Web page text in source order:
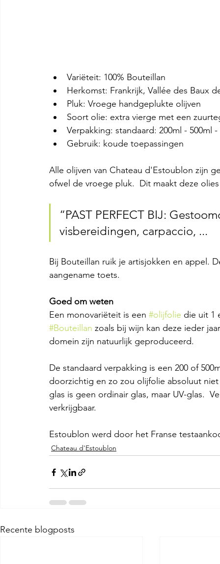
Variëteit: 100% Bouteillan
Herkomst: Frankrijk, Vallée des Baux
Pluk: Vroege handgeplukte olijven
Soort olie: extra vierge met een
Verpakking: standaard: 200ml - 500ml
Gebruik: koude toepassingen
Alle olijven van Chateau d'Estoublon zijn
ofwel de vroege pluk.  Dit maakt deze
“PAST PERFECT BIJ:
visbereidingen, carpaccio, ...
Bij Bouteillan ruik je artisjokken en appel.
aangename toets.
Goed om weten
Een monovariëteit is een #olijfolie die uit 1
#Bouteillan zoals bij wijn kan deze ieder
domein zijn natuurlijk geproduceerd.
De standaard verpakking is een 200 of
doorzichtig en zo zou olijfolie absoluut
glas is geen ordinair glas, maar UV-glas.
verkrijgbaar.
Estoublon werd door het Franse
Chateau d'Estoublon
Recente blogposts